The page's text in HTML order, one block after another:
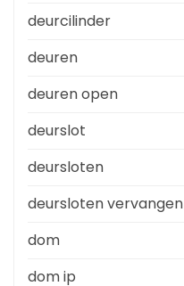
deurcilinder
deuren
deuren open
deurslot
deursloten
deursloten vervangen
dom
dom ip